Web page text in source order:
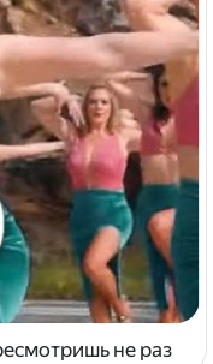
не раз